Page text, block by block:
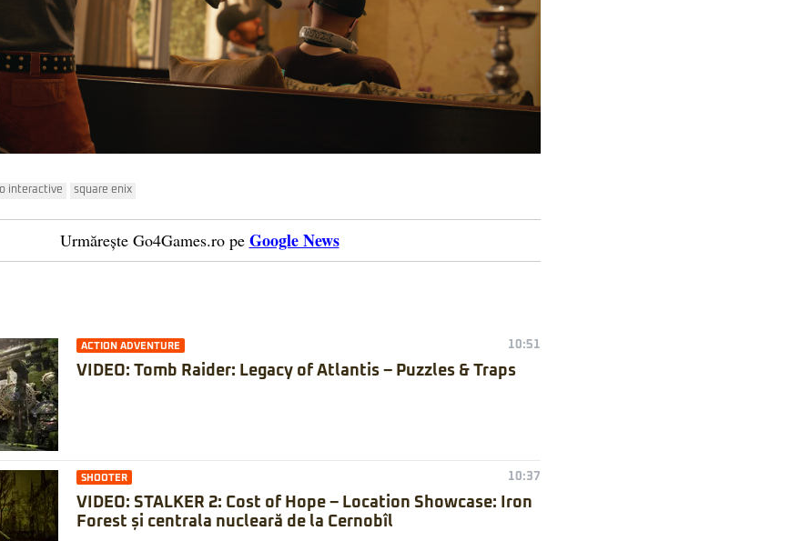
interactive square enix
Urmărește Go4Games.ro pe Google News
ACTION ADVENTURE 10:51
VIDEO: Tomb Raider: Legacy of Atlantis – Puzzles & Traps
SHOOTER 10:37
VIDEO: STALKER 2: Cost of Hope – Location Showcase: Iron
Forest și centrala nucleară de la Cernobîl